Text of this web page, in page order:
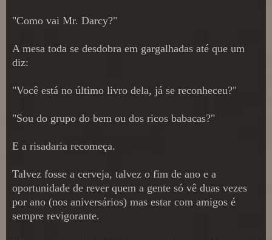
"Como vai Mr. Darcy?"
A mesa toda se desdobra em gargalhadas até que um
diz:
"Você está no último livro dela, já se reconheceu?"
"Sou do grupo do bem ou dos ricos babacas?"
E a risadaria recomeça.
Talvez fosse a cerveja, talvez o fim de ano e a
oportunidade de rever quem a gente só vê duas vezes
por ano (nos aniversários) mas estar com amigos é
sempre revigorante.